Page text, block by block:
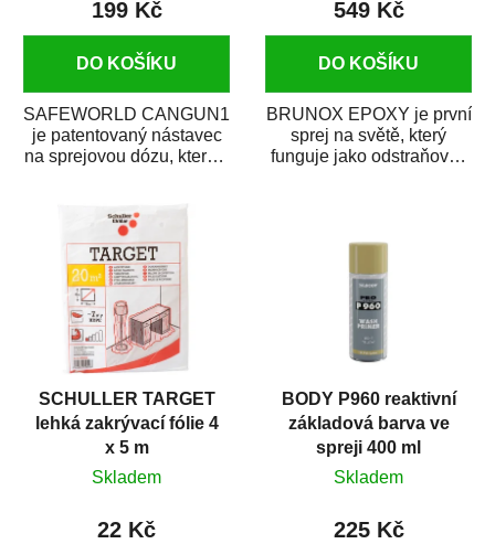
199 Kč
DO KOŠÍKU
SAFEWORLD CANGUN1
je patentovaný nástavec
na sprejovou dózu, který ji
549 Kč
DO KOŠÍKU
BRUNOX EPOXY je první
sprej na světě, který
funguje jako odstraňovač
SCHULLER TARGET
lehká zakrývací fólie 4
x 5 m
Skladem
22 Kč
BODY P960 reaktivní
základová barva ve
spreji 400 ml
Skladem
225 Kč